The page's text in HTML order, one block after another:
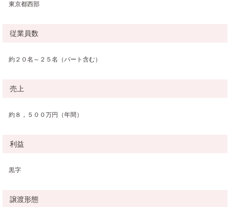
東京都西部
従業員数
約２０名～２５名（パート含む）
売上
約８，５００万円（年間）
利益
黒字
譲渡形態